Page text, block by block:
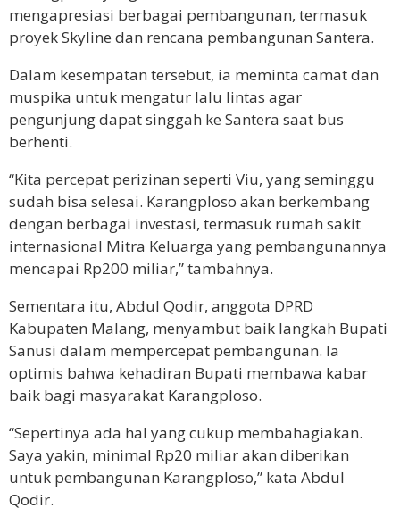
mengapresiasi berbagai pembangunan, termasuk
proyek Skyline dan rencana pembangunan Santera.
Dalam kesempatan tersebut, ia meminta camat dan
muspika untuk mengatur lalu lintas agar
pengunjung dapat singgah ke Santera saat bus
berhenti.
“Kita percepat perizinan seperti Viu, yang seminggu
sudah bisa selesai. Karangploso akan berkembang
dengan berbagai investasi, termasuk rumah sakit
internasional Mitra Keluarga yang pembangunannya
mencapai Rp200 miliar,” tambahnya.
Sementara itu, Abdul Qodir, anggota DPRD
Kabupaten Malang, menyambut baik langkah Bupati
Sanusi dalam mempercepat pembangunan. Ia
optimis bahwa kehadiran Bupati membawa kabar
baik bagi masyarakat Karangploso.
“Sepertinya ada hal yang cukup membahagiakan.
Saya yakin, minimal Rp20 miliar akan diberikan
untuk pembangunan Karangploso,” kata Abdul
Qodir.